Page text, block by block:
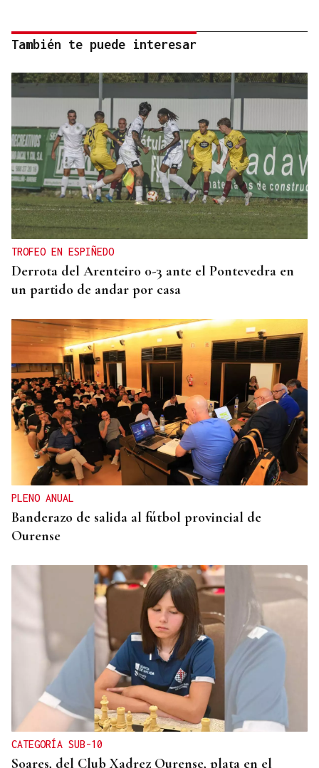
También te puede interesar
TROFEO EN ESPIÑEDO
Derrota del Arenteiro 0-3 ante el Pontevedra en
un partido de andar por casa
PLENO ANUAL
Banderazo de salida al fútbol provincial de
Ourense
CATEGORÍA SUB-10
Soares, del Club Xadrez Ourense, plata en el